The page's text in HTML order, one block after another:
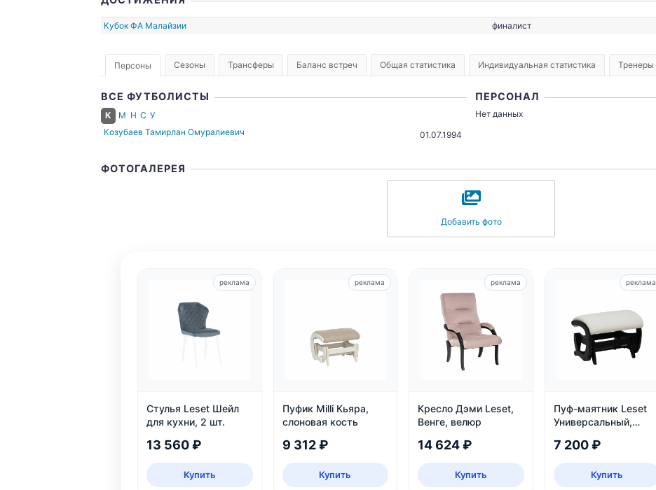
Кубок ФА Малайзии финалист
Персоны Сезоны Трансферы Баланс встреч Общая статистика Индивидуальная статистика Тренеры
ВСЕ ФУТБОЛИСТЫ
К М Н С У
Козубаев Тамирлан Омуралиевич
01.07.1994
ПЕРСОНАЛ
Нет данных
ФОТОГАЛЕРЕЯ
Добавить фото
Стулья Leset Шейл
для кухни, 2 шт.
13 560 ₽
Купить
реклама
Пуфик Milli Кьяра,
слоновая кость
9 312 ₽
Купить
реклама
Кресло Дэми Leset,
Венге, велюр
14 624 ₽
Купить
реклама
Пуф-маятник Leset
Универсальный,
7 200 ₽
Купить
реклама